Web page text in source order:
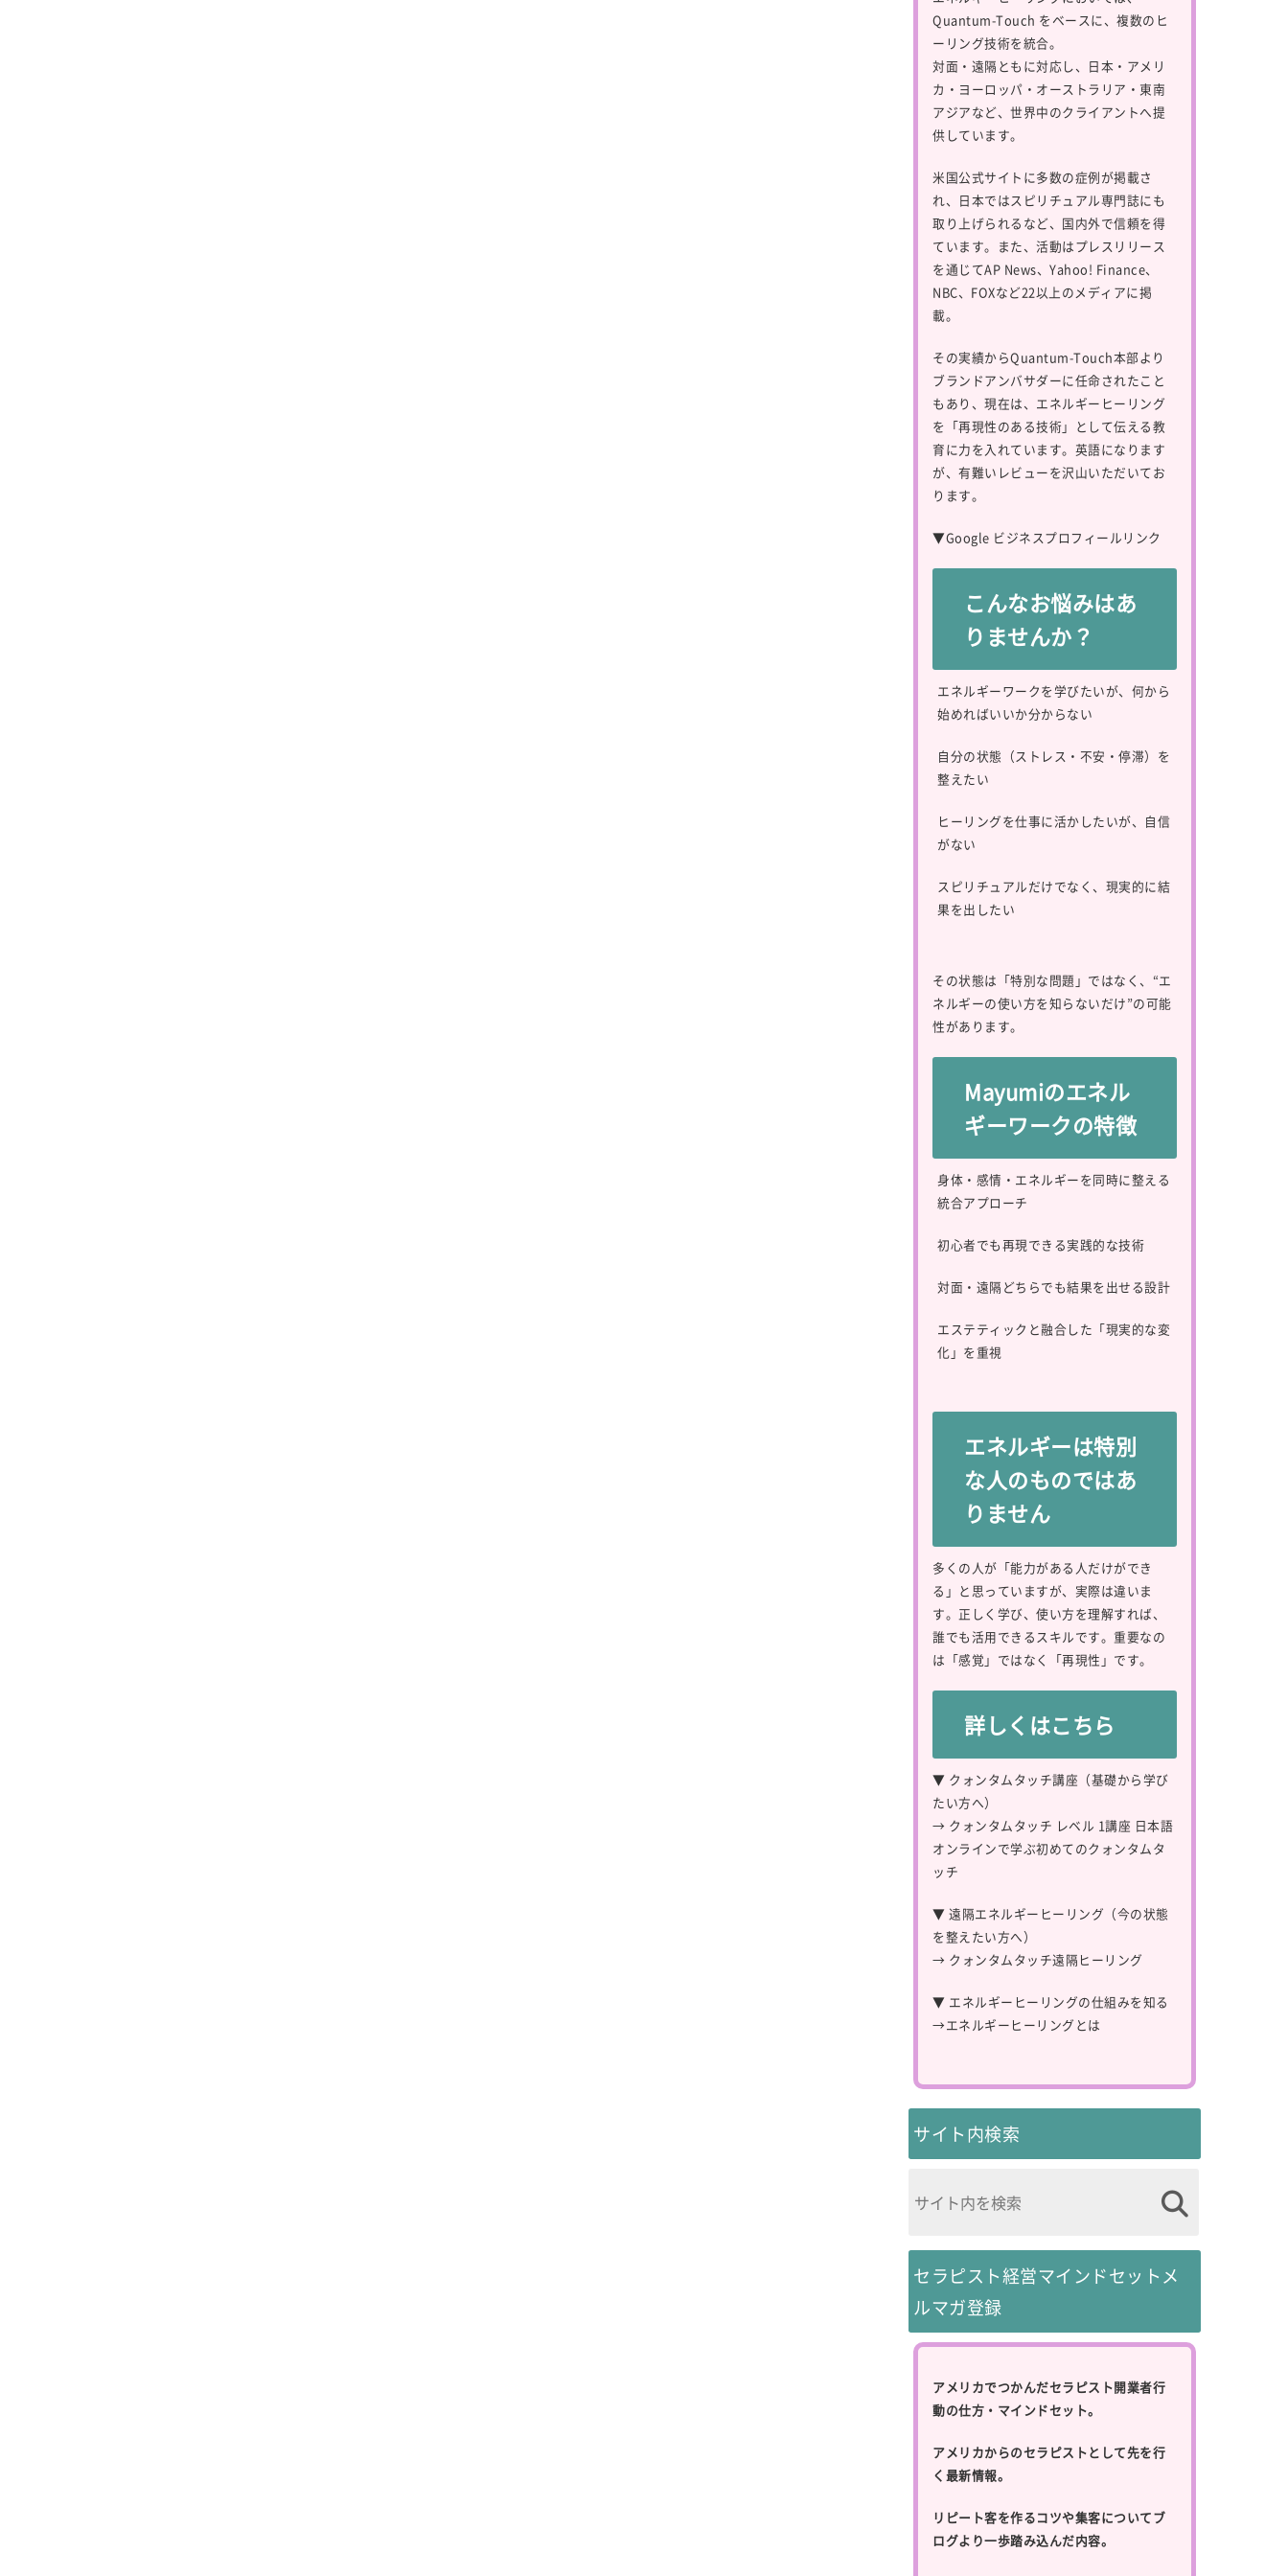
Quantum-Touch をベースに、複数のヒ
ーリング技術を統合。
対面・遠隔ともに対応し、日本・アメリ
カ・ヨーロッパ・オーストラリア・東南
アジアなど、世界中のクライアントへ提
供しています。
米国公式サイトに多数の症例が掲載さ
れ、日本ではスピリチュアル専門誌にも
取り上げられるなど、国内外で信頼を得
ています。また、活動はプレスリリース
を通じてAP News、Yahoo! Finance、
NBC、FOXなど22以上のメディアに掲
載。
その実績からQuantum-Touch本部より
ブランドアンバサダーに任命されたこと
もあり、現在は、エネルギーヒーリング
を「再現性のある技術」として伝える教
育に力を入れています。英語になります
が、有難いレビューを沢山いただいてお
ります。
▼Google ビジネスプロフィールリンク
こんなお悩みはあ
りませんか？
エネルギーワークを学びたいが、何から
始めればいいか分からない
自分の状態（ストレス・不安・停滞）を
整えたい
ヒーリングを仕事に活かしたいが、自信
がない
スピリチュアルだけでなく、現実的に結
果を出したい
その状態は「特別な問題」ではなく、“エ
ネルギーの使い方を知らないだけ”の可能
性があります。
Mayumiのエネル
ギーワークの特徴
身体・感情・エネルギーを同時に整える
統合アプローチ
初心者でも再現できる実践的な技術
対面・遠隔どちらでも結果を出せる設計
エステティックと融合した「現実的な変
化」を重視
エネルギーは特別
な人のものではあ
りません
多くの人が「能力がある人だけができ
る」と思っていますが、実際は違いま
す。正しく学び、使い方を理解すれば、
誰でも活用できるスキルです。重要なの
は「感覚」ではなく「再現性」です。
詳しくはこちら
▼ クォンタムタッチ講座（基礎から学び
たい方へ）
→ クォンタムタッチ レベル 1講座 日本語
オンラインで学ぶ初めてのクォンタムタ
ッチ
▼ 遠隔エネルギーヒーリング（今の状態
を整えたい方へ）
→ クォンタムタッチ遠隔ヒーリング
▼ エネルギーヒーリングの仕組みを知る
→エネルギーヒーリングとは
サイト内検索
セラピスト経営マインドセットメ
ルマガ登録
アメリカでつかんだセラピスト開業者行
動の仕方・マインドセット。
アメリカからのセラピストとして先を行
く最新情報。
リピート客を作るコツや集客についてブ
ログより一歩踏み込んだ内容。